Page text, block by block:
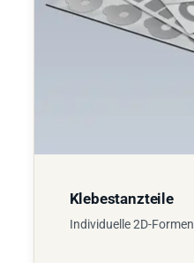
Klebestanzteile
Individuelle 2D-Formen